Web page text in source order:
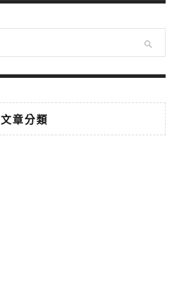
文章分類